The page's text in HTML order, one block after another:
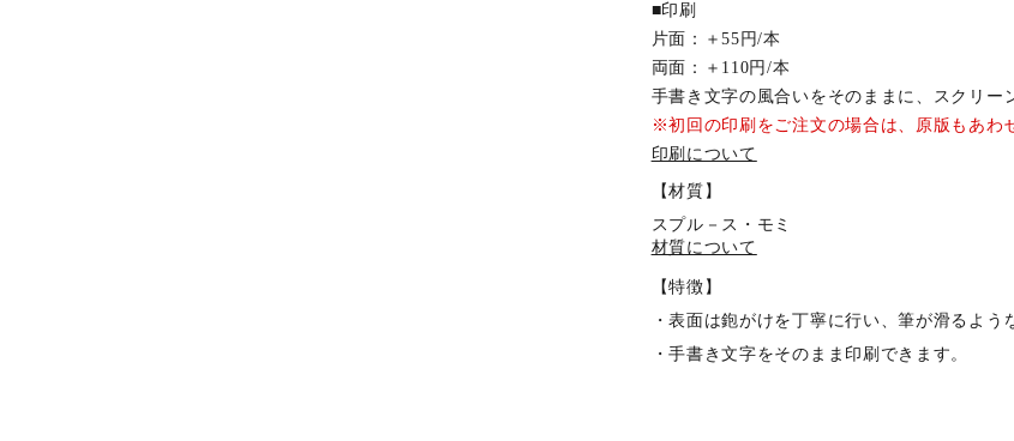
■印刷
片面：＋55円/本
両面：＋110円/本
手書き文字の風合いをそのままに、スクリー
※初回の印刷をご注文の場合は、原版もあわ
印刷について
【材質】
スプル－ス・モミ
材質について
【特徴】
・表面は鉋がけを丁寧に行い、筆が滑るよう
・手書き文字をそのまま印刷できます。